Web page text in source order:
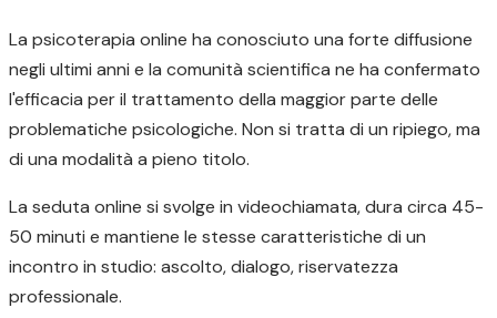
La psicoterapia online ha conosciuto una forte diffusione
negli ultimi anni e la comunità scientifica ne ha confermato
l'efficacia per il trattamento della maggior parte delle
problematiche psicologiche. Non si tratta di un ripiego, ma
di una modalità a pieno titolo.
La seduta online si svolge in videochiamata, dura circa 45-
50 minuti e mantiene le stesse caratteristiche di un
incontro in studio: ascolto, dialogo, riservatezza
professionale.